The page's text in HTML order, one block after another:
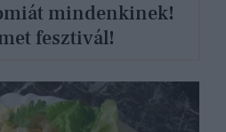
mindenkinek!
fesztivál!